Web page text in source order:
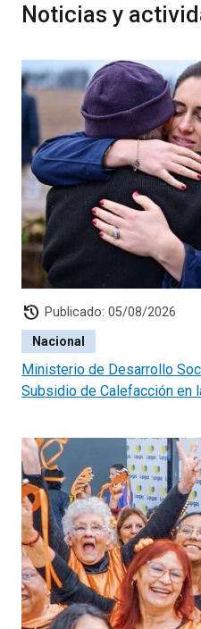
Noticias y
history Publicado: 05/08/2026
Nacional
Ministerio de Desarrollo
Subsidio de Calefacción en